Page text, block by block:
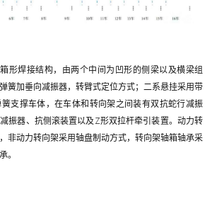
形焊接结构，由两个中间为凹形的侧梁以及横梁组
簧加垂向减振器，转臂式定位方式；二系悬挂采用带
支撑车体，在车体和转向架之间装有双抗蛇行减振
振器、抗侧滚装置以及Z形双拉杆牵引装置。动力转
非动力转向架采用轴盘制动方式，转向架轴箱轴承采
。